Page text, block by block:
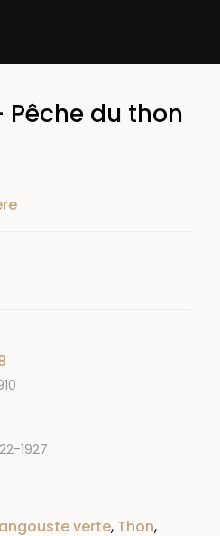
du thon
1927
verte, Thon,